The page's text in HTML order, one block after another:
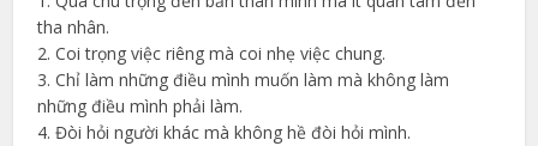
tha nhân.
2. Coi trọng việc riêng mà coi nhẹ việc chung.
3. Chỉ làm những điều mình muốn làm mà không làm
những điều mình phải làm.
4. Đòi hỏi người khác mà không hề đòi hỏi mình.